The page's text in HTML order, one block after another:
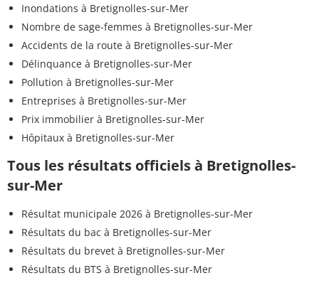
Inondations à Bretignolles-sur-Mer
Nombre de sage-femmes à Bretignolles-sur-Mer
Accidents de la route à Bretignolles-sur-Mer
Délinquance à Bretignolles-sur-Mer
Pollution à Bretignolles-sur-Mer
Entreprises à Bretignolles-sur-Mer
Prix immobilier à Bretignolles-sur-Mer
Hôpitaux à Bretignolles-sur-Mer
Tous les résultats officiels à Bretignolles-
sur-Mer
Résultat municipale 2026 à Bretignolles-sur-Mer
Résultats du bac à Bretignolles-sur-Mer
Résultats du brevet à Bretignolles-sur-Mer
Résultats du BTS à Bretignolles-sur-Mer